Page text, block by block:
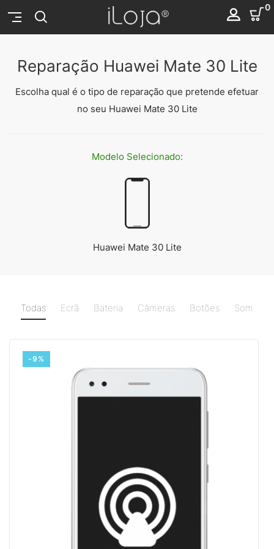
0
Reparação Huawei Mate 30 Lite
Escolha qual é o tipo de reparação que pretende efetuar
no seu Huawei Mate 30 Lite
Modelo Selecionado:
Huawei Mate 30 Lite
Todas Ecrã Bateria Câmeras Botões Som
-9%